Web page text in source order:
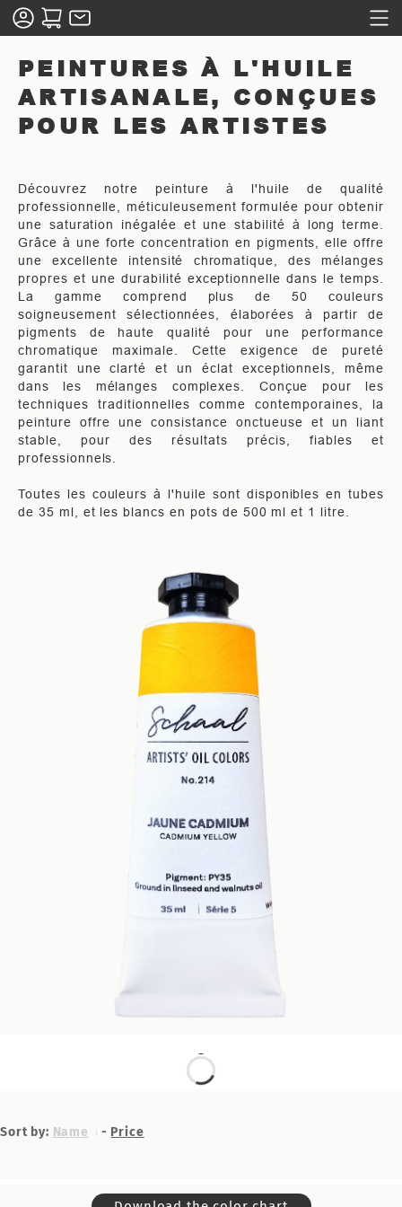
PEINTURES À L'HUILE
ARTISANALE, CONÇUES
POUR LES ARTISTES
Découvrez notre peinture à l'huile de qualité
professionnelle, méticuleusement formulée pour obtenir
une saturation inégalée et une stabilité à long terme.
Grâce à une forte concentration en pigments, elle offre
une excellente intensité chromatique, des mélanges
propres et une durabilité exceptionnelle dans le temps.
La gamme comprend plus de 50 couleurs
soigneusement sélectionnées, élaborées à partir de
pigments de haute qualité pour une performance
chromatique maximale. Cette exigence de pureté
garantit une clarté et un éclat exceptionnels, même
dans les mélanges complexes. Conçue pour les
techniques traditionnelles comme contemporaines, la
peinture offre une consistance onctueuse et un liant
stable, pour des résultats précis, fiables et
professionnels.
Toutes les couleurs à l'huile sont disponibles en tubes
de 35 ml, et les blancs en pots de 500 ml et 1 litre.
Sort by: Name - Price